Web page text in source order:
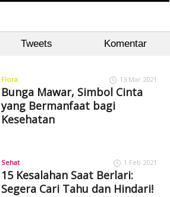
Tweets Komentar
Flora 13 Mar 2021
Bunga Mawar, Simbol Cinta
yang Bermanfaat bagi
Kesehatan
Sehat 1 Feb 2021
15 Kesalahan Saat Berlari:
Segera Cari Tahu dan Hindari!